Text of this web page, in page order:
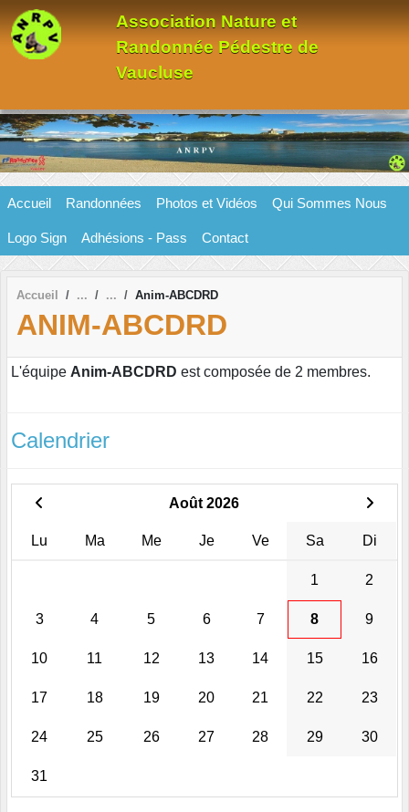
Association Nature et
Randonnée Pédestre de
Vaucluse
Accueil Randonnées Photos et Vidéos Qui Sommes Nous
Logo Sign Adhésions - Pass Contact
Accueil Anim-ABCDRD
ANIM-ABCDRD
L'équipe Anim-ABCDRD est composée de 2 membres.
Calendrier
Août 2026
Lu Ma Me Je Ve Sa Di
1 2
3 4 5 6 7 8 9
10 11 12 13 14 15 16
17 18 19 20 21 22 23
24 25 26 27 28 29 30
31
Panneau de gestion des cookies